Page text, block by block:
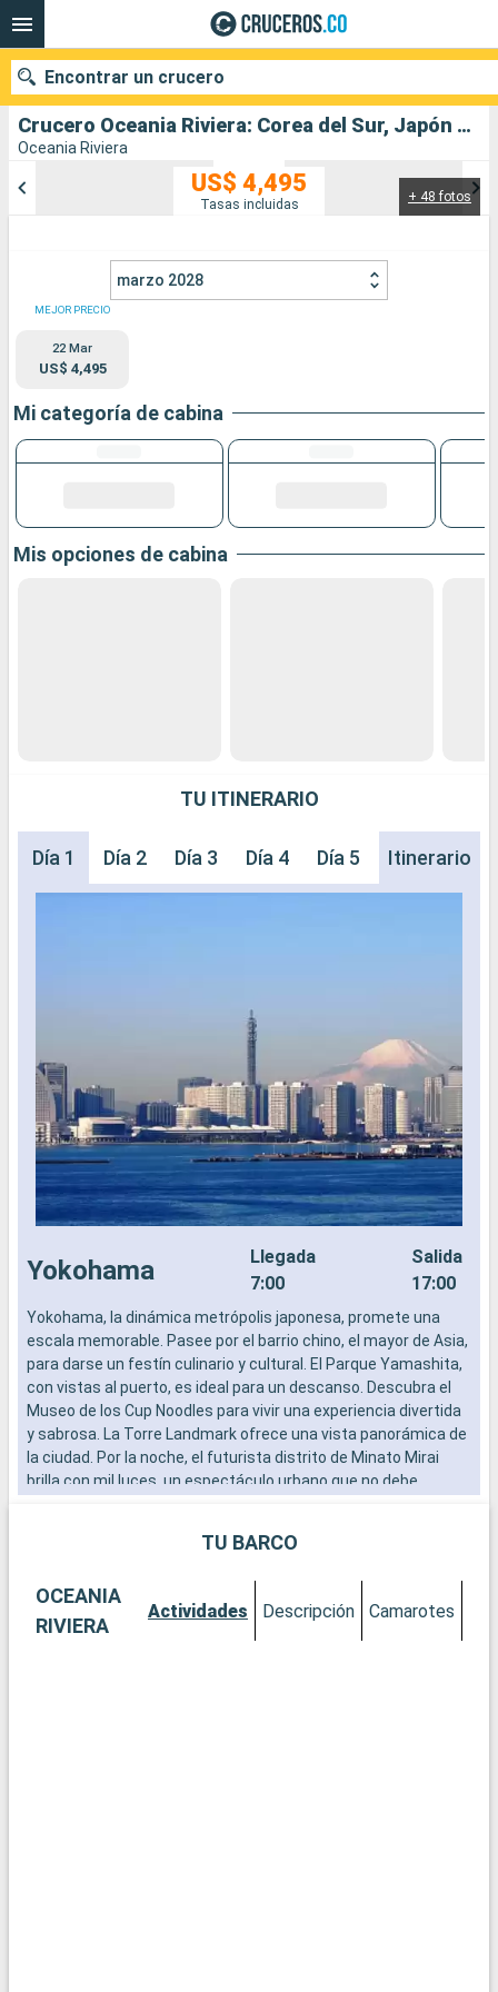
Crucero Oceania Riviera: Corea del Sur, Japón salida desde Yokohama
Oceania Riviera
+ 48 fotos
US$ 4,495
Tasas incluidas
marzo 2028
MEJOR PRECIO
22 Mar
US$ 4,495
Mi categoría de cabina
Mis opciones de cabina
TU ITINERARIO
Día 1 Día 2 Día 3 Día 4 Día 5 Día 6 Día
Itinerario
Yokohama
Llegada
7:00
Salida
17:00
Yokohama, la dinámica metrópolis japonesa, promete una
escala memorable. Pasee por el barrio chino, el mayor de Asia,
para darse un festín culinario y cultural. El Parque Yamashita,
con vistas al puerto, es ideal para un descanso. Descubra el
Museo de los Cup Noodles para vivir una experiencia divertida
y sabrosa. La Torre Landmark ofrece una vista panorámica de
la ciudad. Por la noche, el futurista distrito de Minato Mirai
brilla con mil luces, un espectáculo urbano que no debe
TU BARCO
OCEANIA
RIVIERA
Actividades Descripción Camarotes
Encontrar un crucero
Puertos Compañías